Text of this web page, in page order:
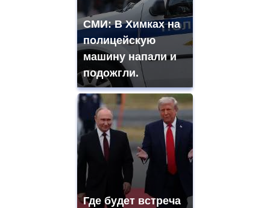
СМИ: В Химках на
полицейскую
машину напали и
подожгли.
Где будет встреча